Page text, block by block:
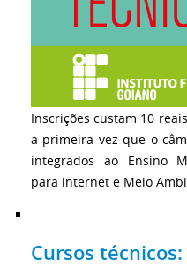
Inscrições custam 10
a primeira vez que o
integrados ao Ensino
para internet e Meio
Cursos